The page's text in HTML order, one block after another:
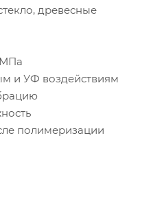
древесные
МПа
и УФ воздействиям
полимеризации